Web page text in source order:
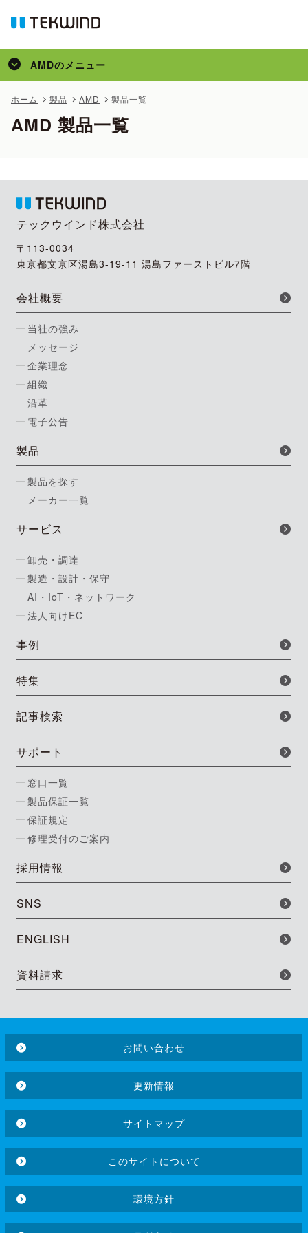
AMDのメニュー
トップ
製品
ホーム 製品 AMD 製品一覧
AMD 製品一覧
テックウインド株式会社
〒113-0034
東京都文京区湯島3-19-11 湯島ファーストビル7階
会社概要
当社の強み
メッセージ
企業理念
組織
沿革
電子公告
製品
製品を探す
メーカー一覧
サービス
卸売・調達
製造・設計・保守
AI・IoT・ネットワーク
法人向けEC
事例
特集
記事検索
サポート
窓口一覧
製品保証一覧
保証規定
修理受付のご案内
採用情報
SNS
ENGLISH
資料請求
お問い合わせ
更新情報
サイトマップ
このサイトについて
環境方針